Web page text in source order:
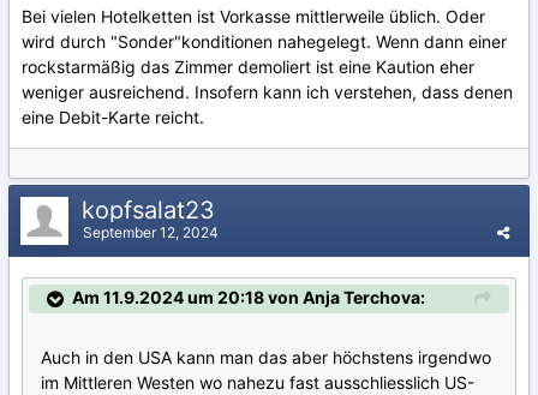
Bei vielen Hotelketten ist Vorkasse mittlerweile üblich. Oder
wird durch "Sonder"konditionen nahegelegt. Wenn dann einer
rockstarmäßig das Zimmer demoliert ist eine Kaution eher
weniger ausreichend. Insofern kann ich verstehen, dass denen
eine Debit-Karte reicht.
kopfsalat23
September 12, 2024
Am 11.9.2024 um 20:18 von Anja Terchova:
Auch in den USA kann man das aber höchstens irgendwo
im Mittleren Westen wo nahezu fast ausschliesslich US-